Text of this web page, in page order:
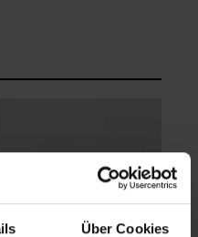
Über Cookies